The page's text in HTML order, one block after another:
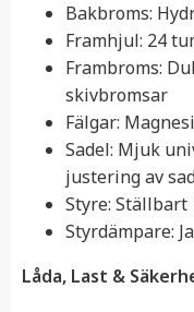
Bakbroms:
Framhjul: 24
Frambroms:
skivbromsar
Fälgar:
Sadel: Mjuk
justering av
Styre: Ställbart
Styrdämpare: Ja
Låda, Last &